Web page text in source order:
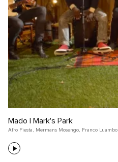
Mado | Mark's Park
Afro Fiesta , Mermans Mosengo, Franco Luambo